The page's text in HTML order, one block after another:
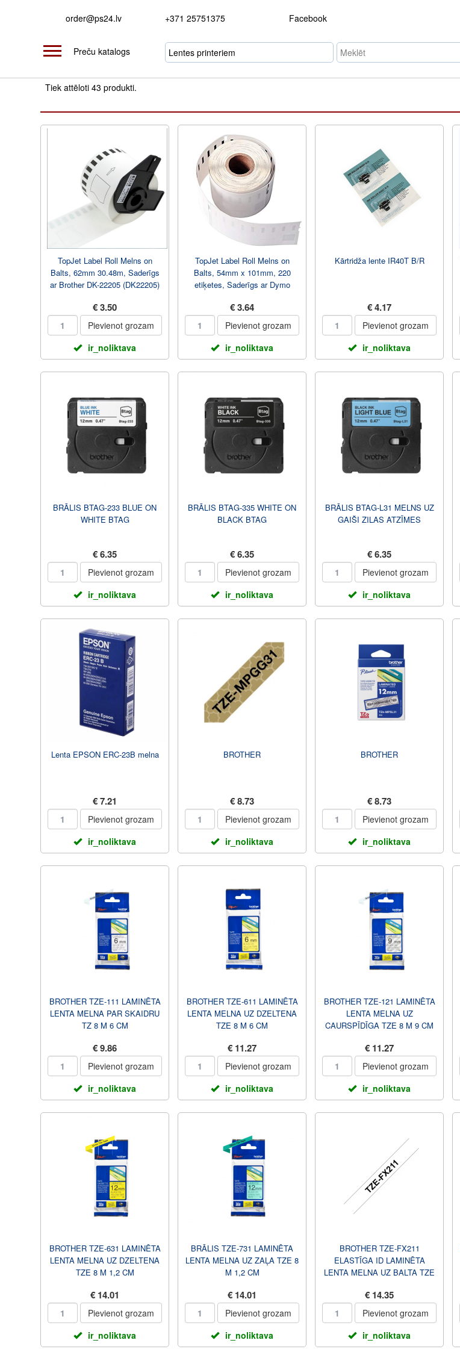
order@ps24.lv +371 25751375 Facebook
Preču katalogs
Tiek attēloti 43 produkti.
TopJet Label Roll Melns on
Balts, 62mm 30.48m, Saderīgs
ar Brother DK-22205 (DK22205)
€ 3.50
Pievienot grozam
ir_noliktava
TopJet Label Roll Melns on
Balts, 54mm x 101mm, 220
etiķetes, Saderīgs ar Dymo
€ 3.64
Pievienot grozam
ir_noliktava
Kārtridža lente IR40T B/R
€ 4.17
Pievienot grozam
ir_noliktava
BRĀLIS BTAG-233 BLUE ON
WHITE BTAG
€ 6.35
Pievienot grozam
ir_noliktava
BRĀLIS BTAG-335 WHITE ON
BLACK BTAG
€ 6.35
Pievienot grozam
ir_noliktava
BRĀLIS BTAG-L31 MELNS UZ
GAIŠI ZILAS ATZĪMES
€ 6.35
Pievienot grozam
ir_noliktava
Lenta EPSON ERC-23B melna
€ 7.21
Pievienot grozam
ir_noliktava
BROTHER
€ 8.73
Pievienot grozam
ir_noliktava
BROTHER
€ 8.73
Pievienot grozam
ir_noliktava
BROTHER TZE-111 LAMINĒTA
LENTA MELNA PAR SKAIDRU
TZ 8 M 6 CM
€ 9.86
Pievienot grozam
ir_noliktava
BROTHER TZE-611 LAMINĒTA
LENTA MELNA UZ DZELTENA
TZE 8 M 6 CM
€ 11.27
Pievienot grozam
ir_noliktava
BROTHER TZE-121 LAMINĒTA
LENTA MELNA UZ
CAURSPĪDĪGA TZE 8 M 9 CM
€ 11.27
Pievienot grozam
ir_noliktava
BROTHER TZE-631 LAMINĒTA
LENTA MELNA UZ DZELTENA
TZE 8 M 1,2 CM
€ 14.01
Pievienot grozam
ir_noliktava
BRĀLIS TZE-731 LAMINĒTA
LENTA MELNA UZ ZAĻA TZE 8
M 1,2 CM
€ 14.01
Pievienot grozam
ir_noliktava
BROTHER TZE-FX211
ELASTĪGA ID LAMINĒTA
LENTA MELNA UZ BALTA TZE
€ 14.35
Pievienot grozam
ir_noliktava